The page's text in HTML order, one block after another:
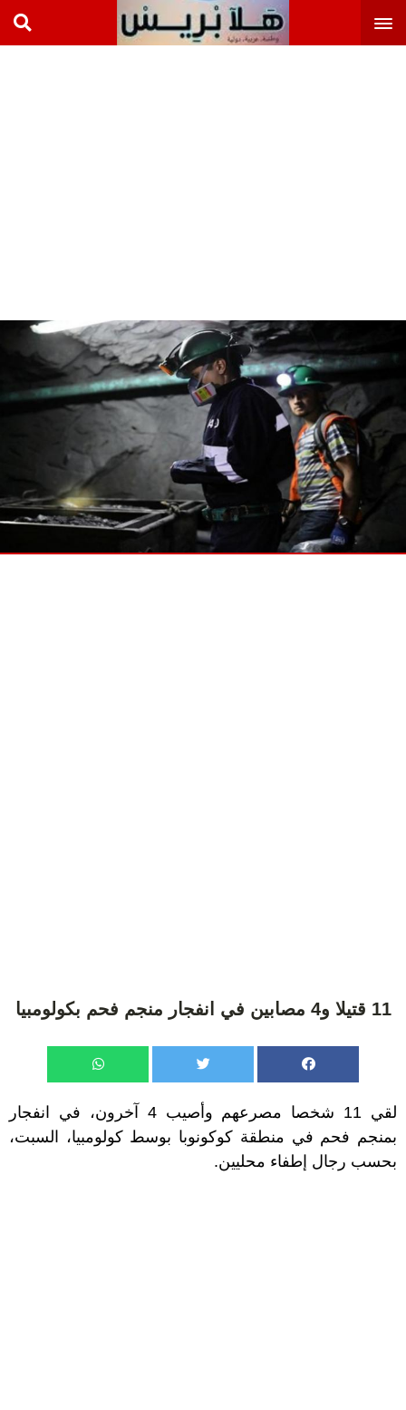
11 قتيلا و4 مصابين في انفجار منجم فحم بكولومبيا
لقي 11 شخصا مصرعهم وأصيب 4 آخرون، في انفجار
بمنجم فحم في منطقة كوكونوبا بوسط كولومبيا، السبت،
بحسب رجال إطفاء محليين.